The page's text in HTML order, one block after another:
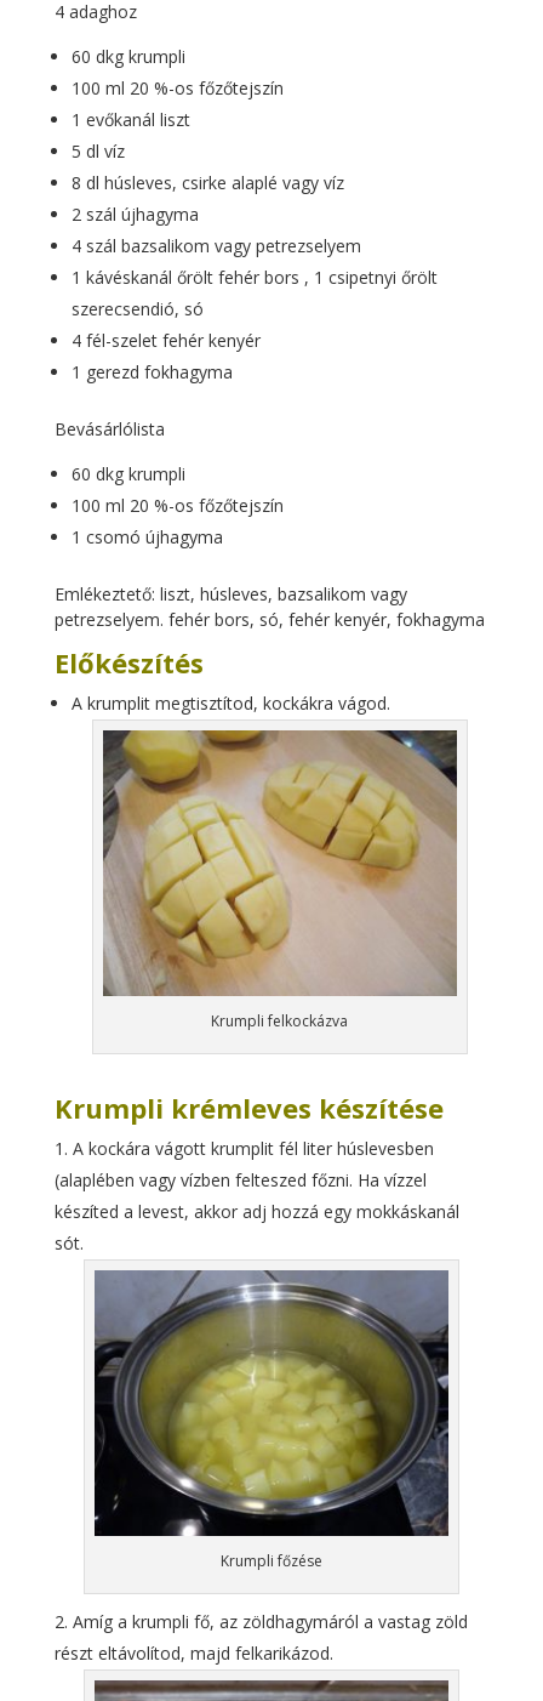
4 adaghoz
60 dkg krumpli
100 ml 20 %-os főzőtejszín
1 evőkanál liszt
5 dl víz
8 dl húsleves, csirke alaplé vagy víz
2 szál újhagyma
4 szál bazsalikom vagy petrezselyem
1 kávéskanál őrölt fehér bors , 1 csipetnyi őrölt
szerecsendió, só
4 fél-szelet fehér kenyér
1 gerezd fokhagyma
Bevásárlólista
60 dkg krumpli
100 ml 20 %-os főzőtejszín
1 csomó újhagyma
Emlékeztető: liszt, húsleves, bazsalikom vagy
petrezselyem. fehér bors, só, fehér kenyér, fokhagyma
Előkészítés
A krumplit megtisztítod, kockákra vágod.
Krumpli felkockázva
Krumpli krémleves készítése
A kockára vágott krumplit fél liter húslevesben
(alaplében vagy vízben felteszed főzni. Ha vízzel
készíted a levest, akkor adj hozzá egy mokkáskanál
sót.
Krumpli főzése
Amíg a krumpli fő, az zöldhagymáról a vastag zöld
részt eltávolítod, majd felkarikázod.